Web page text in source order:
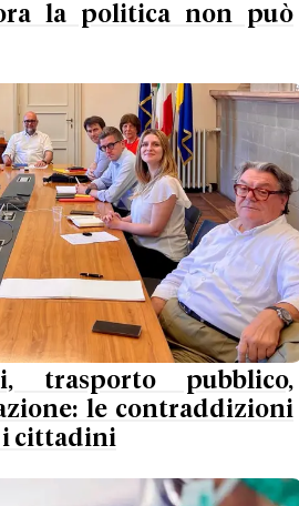
la politica non può
trasporto pubblico,
le contraddizioni
i cittadini